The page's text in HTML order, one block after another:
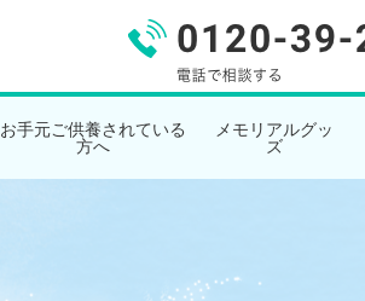
お手元ご供養されている
方へ
メモリアルグッ
ズ